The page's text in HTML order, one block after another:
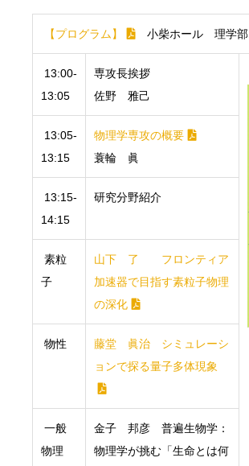
【プログラム】 小柴ホール 理学部
13:00-
13:05
専攻長挨拶
佐野 雅己
13:05-
13:15
物理学専攻の概要
蓑輪 眞
13:15-
14:15
研究分野紹介
素粒
子
山下 了 フロンティア
加速器で目指す素粒子物理
の深化
物性
藤堂 眞治 シミュレーシ
ョンで探る量子多体現象
一般
物理
金子 邦彦 普遍生物学：
物理学が挑む「生命とは何